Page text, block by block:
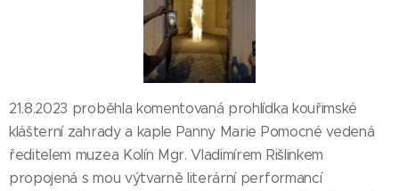
21.8.2023 proběhla komentovaná prohlídka kouřimské
klášterní zahrady a kaple Panny Marie Pomocné vedená
ředitelem muzea Kolín Mgr. Vladimírem Rišlinkem
propojená s mou výtvarně literární performancí